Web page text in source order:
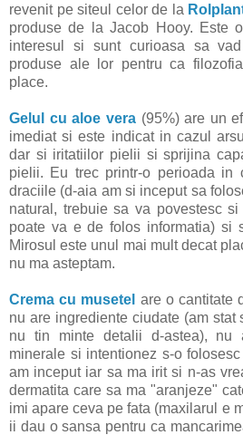
revenit pe siteul celor de la
produse de la Jacob Hooy. Este
interesul si sunt curioasa sa
produse ale lor pentru ca
place.
Gelul cu aloe vera(95%) are un
imediat si este indicat in cazul
dar si iritatiilor pielii si sprijina
pielii. Eu trec printr-o perioada
draciile (d-aia am si inceput sa
natural, trebuie sa va povestesc
poate va e de folos informatia) si
Mirosul este unul mai mult decat
nu ma asteptam.
Crema cu musetel are o cantitate
nu are ingrediente ciudate (am stat
nu tin minte detalii d-astea), nu
minerale si intentionez s-o
am inceput iar sa ma irit si n-as
dermatita care sa ma "aranjeze"
imi apare ceva pe fata (maxilarul e
ii dau o sansa pentru ca